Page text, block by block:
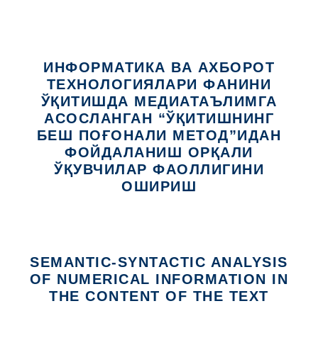
ИНФОРМАТИКА ВА АХБОРОТ
ТЕХНОЛОГИЯЛАРИ ФАНИНИ
ЎҚИТИШДА МЕДИАТАЪЛИМГА
АСОСЛАНГАН “ЎҚИТИШНИНГ
БЕШ ПОҒОНАЛИ МЕТОД”ИДАН
ФОЙДАЛАНИШ ОРҚАЛИ
ЎҚУВЧИЛАР ФАОЛЛИГИНИ
ОШИРИШ
SEMANTIC-SYNTACTIC ANALYSIS
OF NUMERICAL INFORMATION IN
THE CONTENT OF THE TEXT